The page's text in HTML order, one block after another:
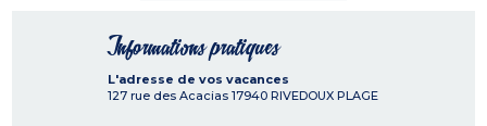
Informations pratiques
L'adresse de vos vacances
127 rue des Acacias 17940 RIVEDOUX PLAGE